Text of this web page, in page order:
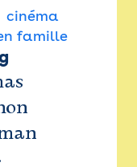
cinéma
famille